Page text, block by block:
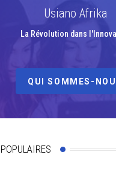
Usiano Afrika
La Révolution dans
QUI SOMMES-